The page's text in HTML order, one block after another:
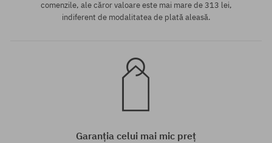
comenzile, ale căror valoare este mai mare de 313 lei,
indiferent de modalitatea de plată aleasă.
Garanția celui mai mic preț